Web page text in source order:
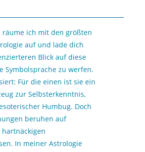
räume ich mit den größten
auf und lade dich
Blick auf diese
Symbolsprache zu werfen.
Für die einen ist sie ein
zur Selbsterkenntnis,
Humbug. Doch
beruhen auf
In meiner Astrologie